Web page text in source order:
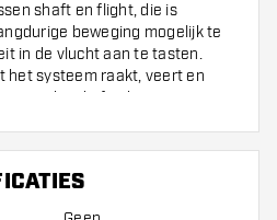
shaft en flight, die is
beweging mogelijk te
in de vlucht aan te tasten.
het systeem raakt, veert en
van hard af te buigen, wat
uit lichtgewicht aluminium en